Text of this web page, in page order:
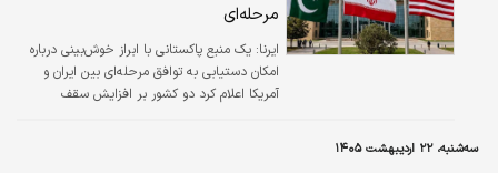
مرحله‌ای
ایرنا: یک منبع پاکستانی با ابراز خوش‌بینی درباره
امکان دستیابی به توافق مرحله‌ای بین ایران و
آمریکا اعلام کرد دو کشور بر افزایش سقف
سه‌شنبه، ۲۲ اردیبهشت ۱۴۰۵